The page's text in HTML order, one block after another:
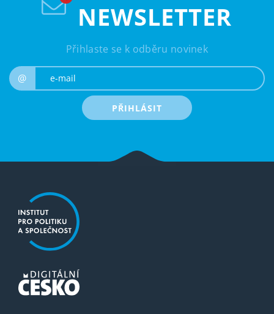
NEWSLETTER
Přihlaste se k odběru novinek
@
PŘIHLÁSIT